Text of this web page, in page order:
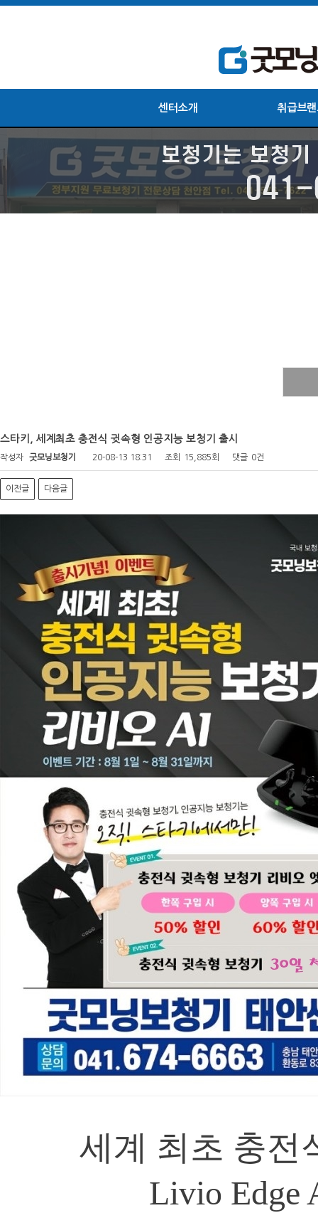
센터소개 취급브
스타키, 세계최초 충전식 귓속형 인공지능 보청기 출시
작성자 굿모닝보청기 20-08-13 18:31 조회 15,885회 댓글 0건
이전글 다음글
세계 최초 충전
Livio Edge